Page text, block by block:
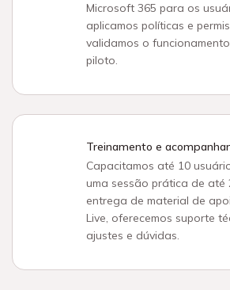
Microsoft 365 para os
aplicamos políticas e
validamos o
piloto.
Treinamento e
Capacitamos até 10
uma sessão prática de até
entrega de material de
Live, oferecemos suporte
ajustes e dúvidas.